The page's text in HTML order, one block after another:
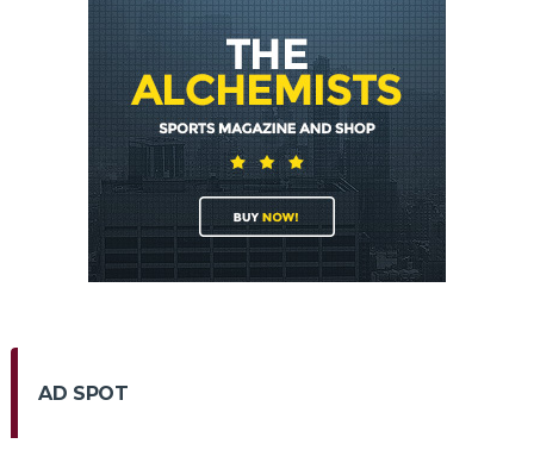
AD SPOT